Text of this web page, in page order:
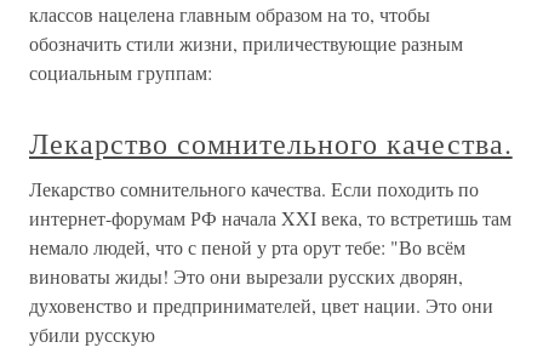
классов нацелена главным образом на то, чтобы
обозначить стили жизни, приличествующие разным
социальным группам:
Лекарство сомнительного качества.
Лекарство сомнительного качества. Если походить по
интернет-форумам РФ начала XXI века, то встретишь там
немало людей, что с пеной у рта орут тебе: "Во всём
виноваты жиды! Это они вырезали русских дворян,
духовенство и предпринимателей, цвет нации. Это они
убили русскую